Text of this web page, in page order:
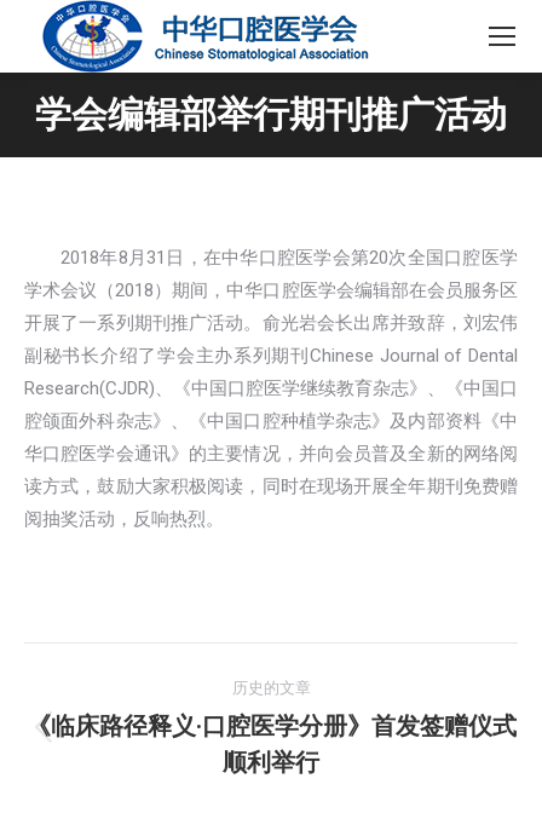
学会编辑部举行期刊推广活动
2018年8月31日，在中华口腔医学会第20次全国口腔医学
学术会议（2018）期间，中华口腔医学会编辑部在会员服务区
开展了一系列期刊推广活动。俞光岩会长出席并致辞，刘宏伟
副秘书长介绍了学会主办系列期刊Chinese Journal of Dental
Research(CJDR)、《中国口腔医学继续教育杂志》、《中国口
腔颌面外科杂志》、《中国口腔种植学杂志》及内部资料《中
华口腔医学会通讯》的主要情况，并向会员普及全新的网络阅
读方式，鼓励大家积极阅读，同时在现场开展全年期刊免费赠
阅抽奖活动，反响热烈。
章
历史的文章
历
史
《临床路径释义·口腔医学分册》首发签赠仪式
顺利举行